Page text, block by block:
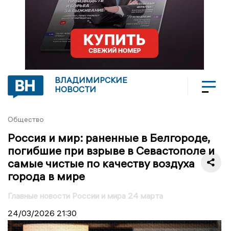
ВЛАДИМИРСКИЕ
НОВОСТИ
Общество
Россия и мир: раненные в Белгороде,
погибшие при взрыве в Севастополе и
самые чистые по качеству воздуха
города в мире
Главные новости России и мира 24 марта
24/03/2026 21:30